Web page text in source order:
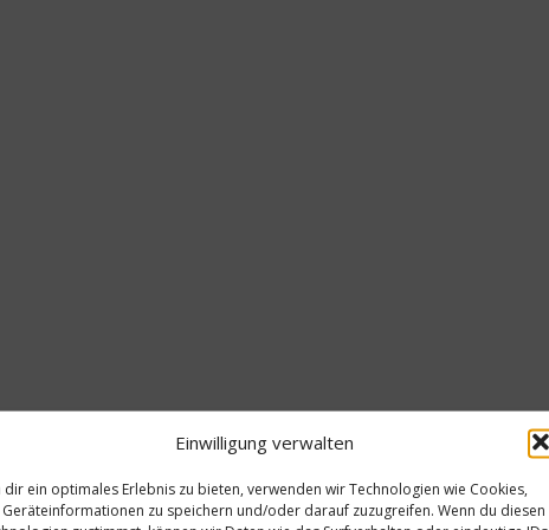
Einwilligung verwalten
dir ein optimales Erlebnis zu bieten, verwenden wir Technologien wie Cookies,
Geräteinformationen zu speichern und/oder darauf zuzugreifen. Wenn du diesen